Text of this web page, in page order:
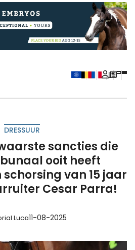
DRESSUUR
sancties die
ooit heeft
van 15 jaar
Cesar Parra!
Luca11-08-2025